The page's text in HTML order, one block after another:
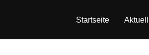
Startseite